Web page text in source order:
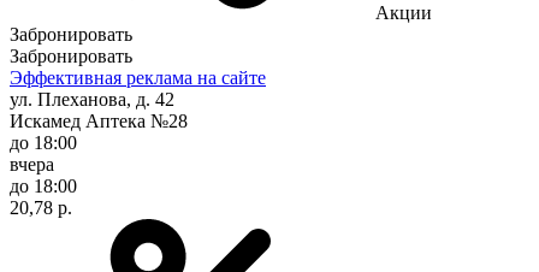
Акции
Забронировать
Забронировать
Эффективная реклама на сайте
ул. Плеханова, д. 42
Искамед Аптека №28
до 18:00
вчера
до 18:00
20,78 р.